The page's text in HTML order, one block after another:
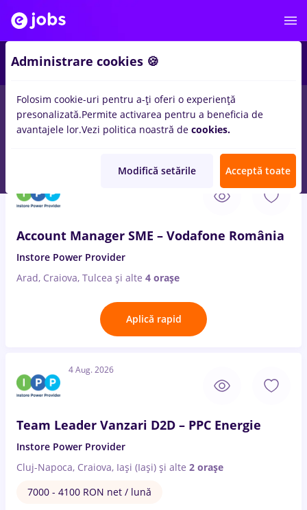
Salarii Full time Part time Fără experiență
Account Manager SME – Vodafone România
Instore Power Provider
Arad, Craiova, Tulcea și alte 4 orașe
Aplică rapid
4 Aug. 2026
Team Leader Vanzari D2D – PPC Energie
Instore Power Provider
Cluj-Napoca, Craiova, Iași (Iași) și alte 2 orașe
7000 - 4100 RON net / lună
Administrare cookies 🍪
Folosim cookie-uri pentru a-ți oferi o experiență
presonalizată.Permite activarea pentru a beneficia de
avantajele lor.Vezi politica noastră de cookies.
Modifică setările Acceptă toate